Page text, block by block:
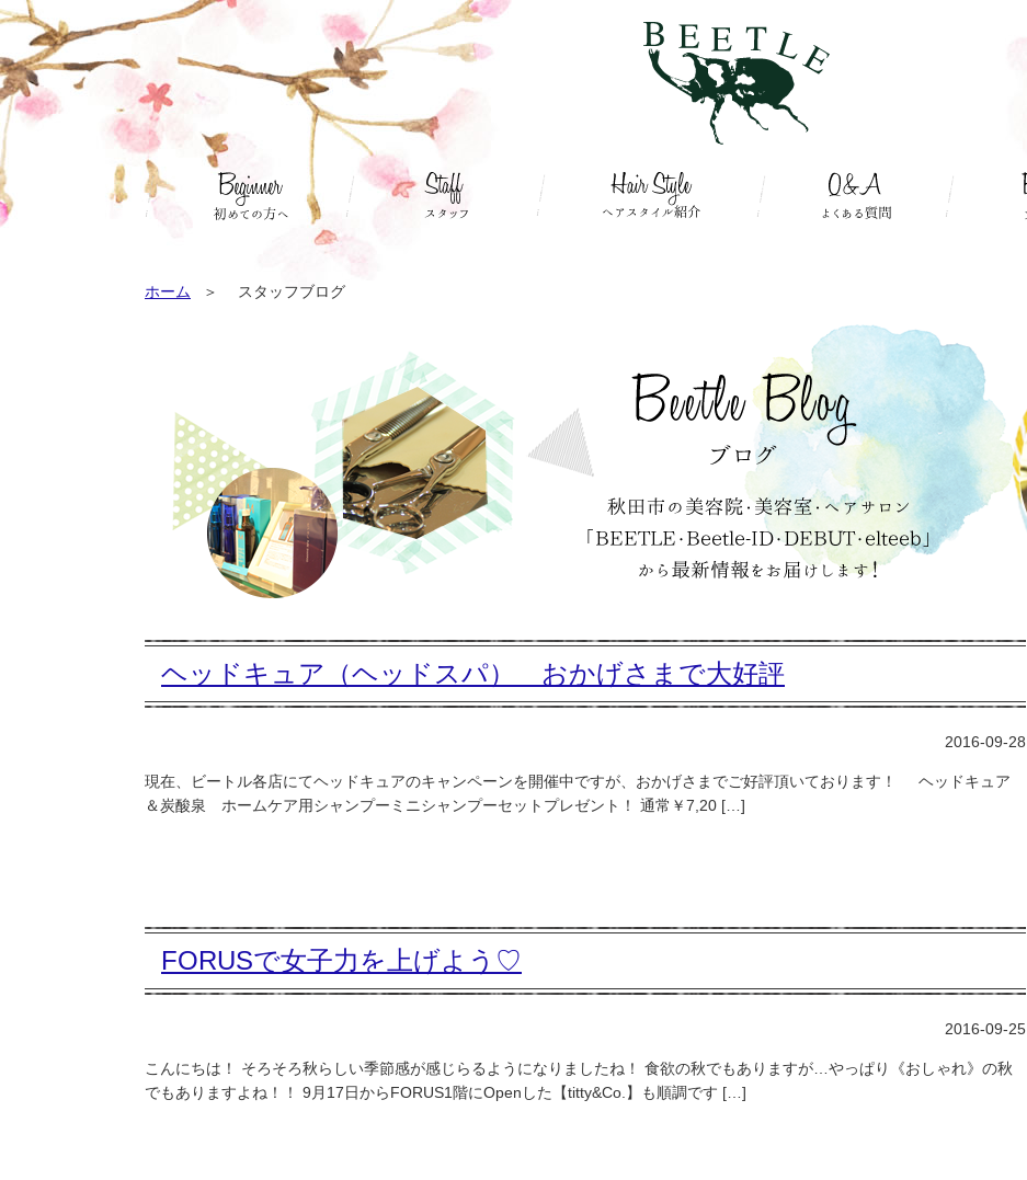
ホーム スタッフブログ
ヘッドキュア（ヘッドスパ） おかげさまで大好評
2016-09-28
現在、ビートル各店にてヘッドキュアのキャンペーンを開催中ですが、おかげさまでご好評頂いております！ ヘッドキュア
＆炭酸泉 ホームケア用シャンプーミニシャンプーセットプレゼント！ 通常￥7,20 […]
FORUSで女子力を上げよう♡
2016-09-25
こんにちは！ そろそろ秋らしい季節感が感じらるようになりましたね！ 食欲の秋でもありますが…やっぱり《おしゃれ》の秋
でもありますよね！！ 9月17日からFORUS1階にOpenした【titty&Co.】も順調です […]